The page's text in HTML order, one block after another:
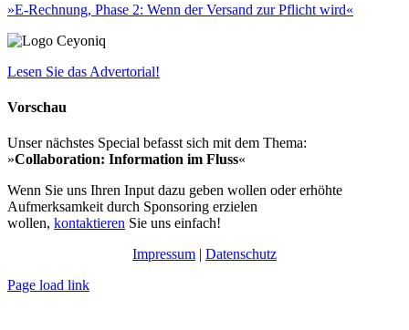
»E-Rechnung, Phase 2: Wenn der Versand zur Pflicht wird«
Lesen Sie das Advertorial!
Vorschau
Unser nächstes Special befasst sich mit dem Thema:
»Collaboration: Information im Fluss«
Wenn Sie uns Ihren Input dazu geben wollen oder erhöhte
Aufmerksamkeit durch Sponsoring erzielen
wollen, kontaktieren Sie uns einfach!
Impressum | Datenschutz
Page load link